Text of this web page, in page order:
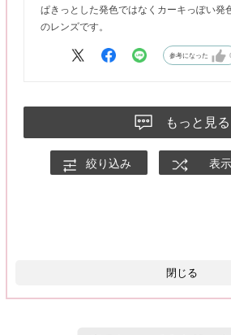
ぱきっとした発色ではなくカーキっぽい発
のレンズです。
参考になった
もっと見る
絞り込み 表
閉じる